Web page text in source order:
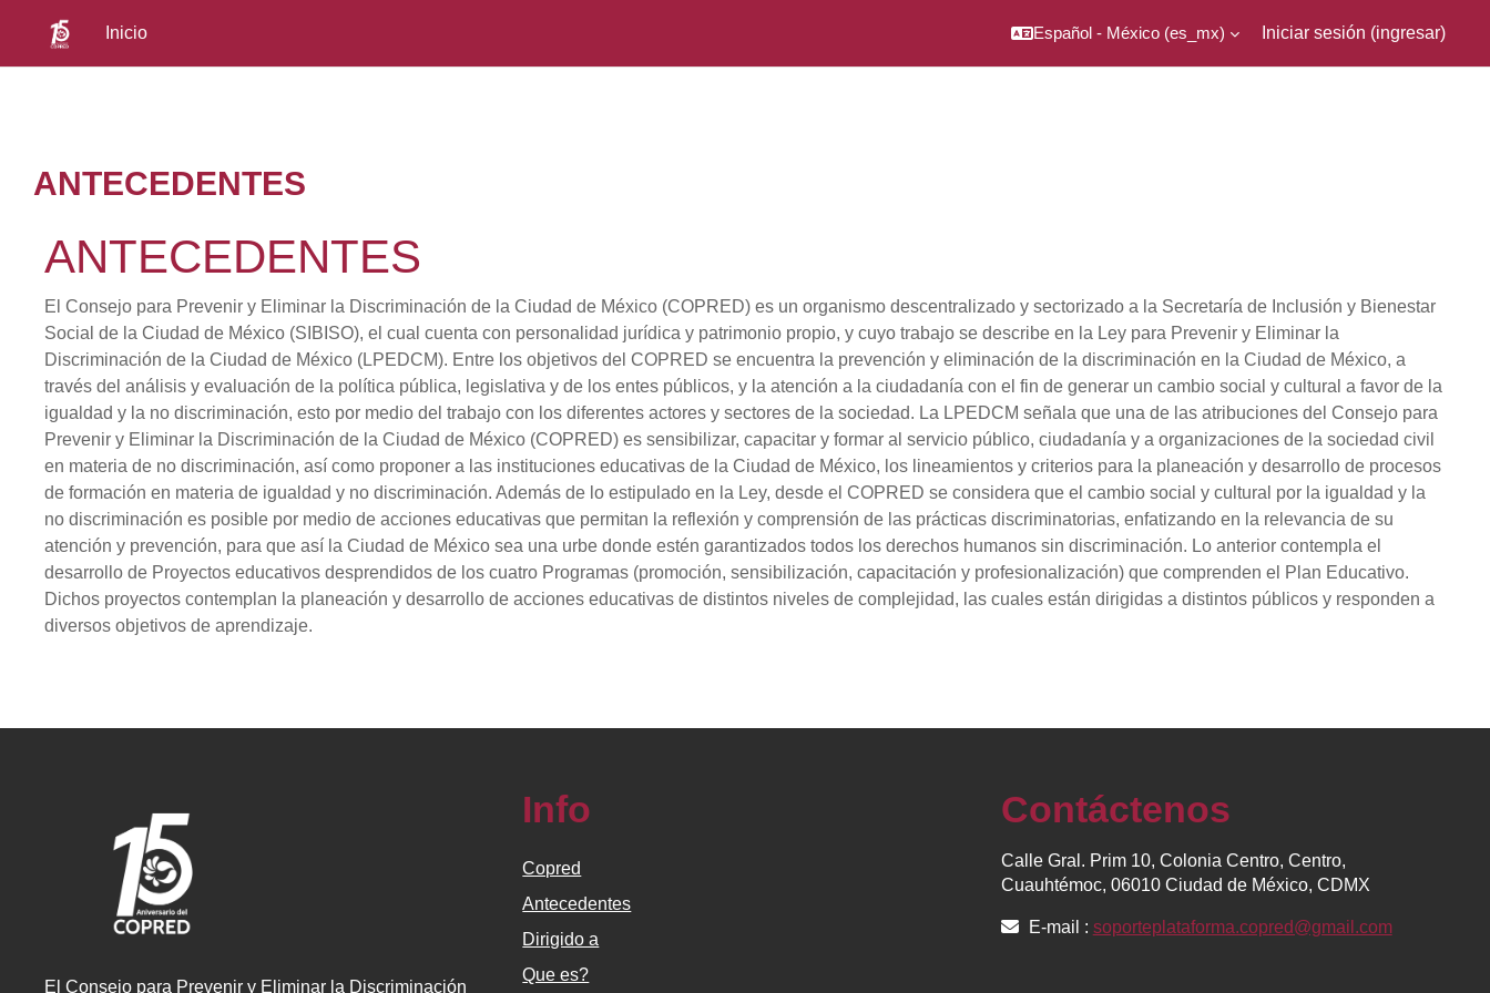
Inicio Español - México ‎(es_mx)‎ Iniciar sesión (ingresar)
ANTECEDENTES
ANTECEDENTES
El Consejo para Prevenir y Eliminar la Discriminación de la Ciudad de México (COPRED) es un organismo descentralizado y sectorizado a la Secretaría de Inclusión y Bienestar
Social de la Ciudad de México (SIBISO), el cual cuenta con personalidad jurídica y patrimonio propio, y cuyo trabajo se describe en la Ley para Prevenir y Eliminar la
Discriminación de la Ciudad de México (LPEDCM). Entre los objetivos del COPRED se encuentra la prevención y eliminación de la discriminación en la Ciudad de México, a
través del análisis y evaluación de la política pública, legislativa y de los entes públicos, y la atención a la ciudadanía con el fin de generar un cambio social y cultural a favor de la
igualdad y la no discriminación, esto por medio del trabajo con los diferentes actores y sectores de la sociedad. La LPEDCM señala que una de las atribuciones del Consejo para
Prevenir y Eliminar la Discriminación de la Ciudad de México (COPRED) es sensibilizar, capacitar y formar al servicio público, ciudadanía y a organizaciones de la sociedad civil
en materia de no discriminación, así como proponer a las instituciones educativas de la Ciudad de México, los lineamientos y criterios para la planeación y desarrollo de procesos
de formación en materia de igualdad y no discriminación. Además de lo estipulado en la Ley, desde el COPRED se considera que el cambio social y cultural por la igualdad y la
no discriminación es posible por medio de acciones educativas que permitan la reflexión y comprensión de las prácticas discriminatorias, enfatizando en la relevancia de su
atención y prevención, para que así la Ciudad de México sea una urbe donde estén garantizados todos los derechos humanos sin discriminación. Lo anterior contempla el
desarrollo de Proyectos educativos desprendidos de los cuatro Programas (promoción, sensibilización, capacitación y profesionalización) que comprenden el Plan Educativo.
Dichos proyectos contemplan la planeación y desarrollo de acciones educativas de distintos niveles de complejidad, las cuales están dirigidas a distintos públicos y responden a
diversos objetivos de aprendizaje.
El Consejo para Prevenir y Eliminar la Discriminación
Info
Copred
Antecedentes
Dirigido a
Que es?
Contáctenos
Calle Gral. Prim 10, Colonia Centro, Centro,
Cuauhtémoc, 06010 Ciudad de México, CDMX
E-mail : soporteplataforma.copred@gmail.com